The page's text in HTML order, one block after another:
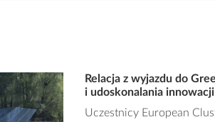
Relacja z wyjazdu do
i udoskonalania
Uczestnicy European